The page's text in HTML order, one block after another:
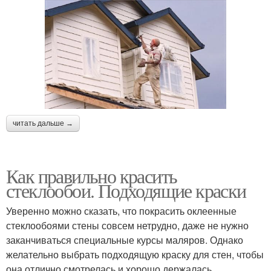
читать дальше →
Как правильно красить
стеклообои. Подходящие краски
Уверенно можно сказать, что покрасить оклеенные
стеклообоями стены совсем нетрудно, даже не нужно
заканчиваться специальные курсы маляров. Однако
желательно выбрать подходящую краску для стен, чтобы